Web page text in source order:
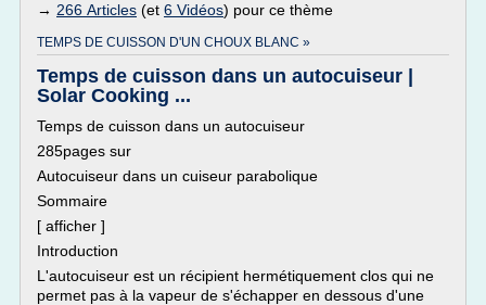
→ 266 Articles (et 6 Vidéos) pour ce thème
TEMPS DE CUISSON D'UN CHOUX BLANC »
Temps de cuisson dans un autocuiseur |
Solar Cooking ...
Temps de cuisson dans un autocuiseur
285pages sur
Autocuiseur dans un cuiseur parabolique
Sommaire
[ afficher ]
Introduction
L'autocuiseur est un récipient hermétiquement clos qui ne
permet pas à la vapeur de s'échapper en dessous d'une